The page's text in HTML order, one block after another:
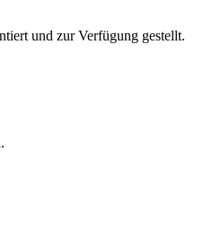
und zur Verfügung gestellt.